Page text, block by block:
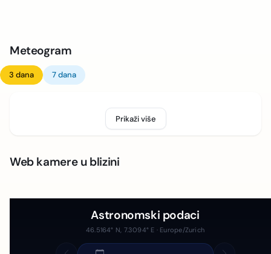
Meteogram
3 dana 7 dana
Prikaži više
Web kamere u blizini
Astronomski podaci
46.5164° N, 7.3094° E · Europe/Zurich